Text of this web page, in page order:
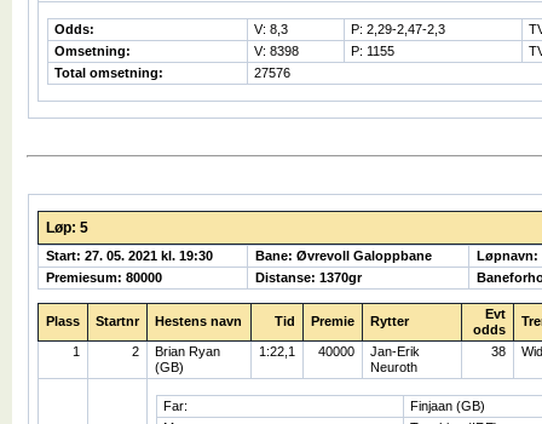
Odds: V: 8,3 P: 2,29-2,47-2,3
Omsetning:
V: 8398 P: 1155
Total omsetning:
27576
Løp: 5
Start: 27. 05. 2021 kl. 19:30 Bane: Øvrevoll Galoppbane
Løpnavn:
Premiesum: 80000
Distanse: 1370gr
Plass Startnr Hestens navn Tid Premie Rytter
Evt
odds
1 2
Brian Ryan
(GB)
1:22,1 40000
Jan-Erik
Neuroth
38
Far:
Finjaan (GB)